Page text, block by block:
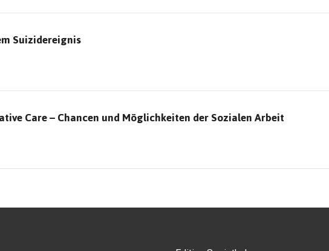
Suizidereignis
Care – Chancen und Möglichkeiten der Sozialen Arbeit